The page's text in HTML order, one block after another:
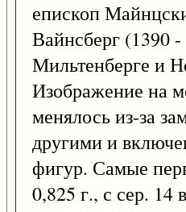
епископ
Вайнсберг (1390
Мильтенберге и
Изображение на
менялось из-за
другими и
фигур. Самые
0,825 г., с сер. 14